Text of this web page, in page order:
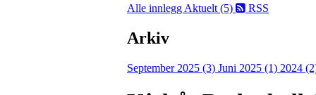
Alle innlegg Aktuelt (5) RSS
Arkiv
September 2025 (3) Juni 2025 (1) 2024